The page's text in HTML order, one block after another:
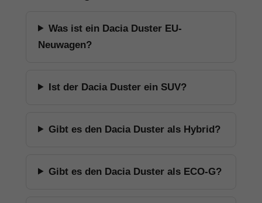
Was ist ein Dacia Duster EU-
Neuwagen?
Ist der Dacia Duster ein SUV?
Gibt es den Dacia Duster als Hybrid?
Gibt es den Dacia Duster als ECO-G?